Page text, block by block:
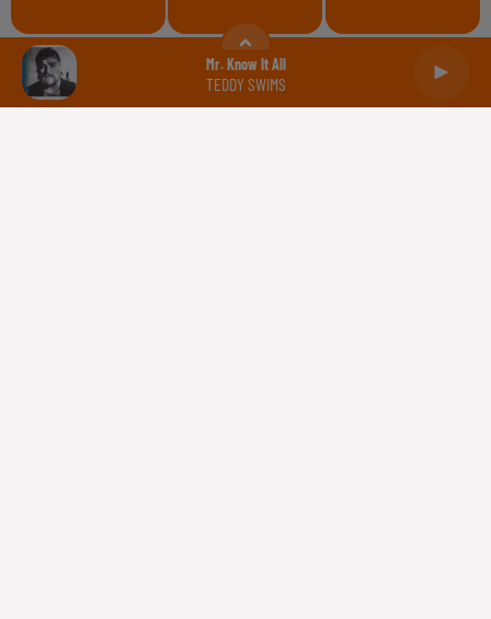
Mr. Know It All
TEDDY SWIMS
Balance Scorpion